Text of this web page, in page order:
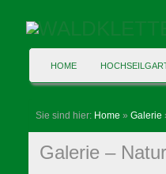
HOME
Sie sind hier: Home »Galerie
Galerie –